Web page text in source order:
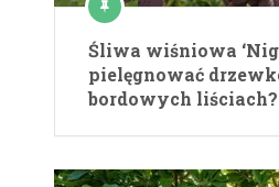
Śliwa wiśniowa
pielęgnować
bordowych liściach?